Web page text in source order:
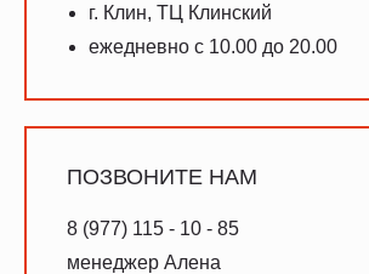
ПОЗВОНИТЕ НАМ
8 (977) 115 - 10 - 85
менеджер Алена
г. Клин, ТЦ Клинский
ежедневно с 10.00 до 20.00